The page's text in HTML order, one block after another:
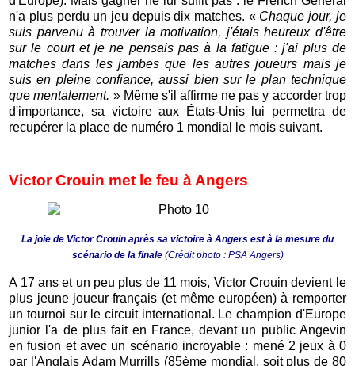
n'a plus perdu un jeu depuis dix matches. « Chaque jour, je
suis parvenu à trouver la motivation, j'étais heureux d'être
sur le court et je ne pensais pas à la fatigue : j'ai plus de
matches dans les jambes que les autres joueurs mais je
suis en pleine confiance, aussi bien sur le plan technique
que mentalement. » Même s'il affirme ne pas y accorder trop
d'importance, sa victoire aux États-Unis lui permettra de
recupérer la place de numéro 1 mondial le mois suivant.
Victor Crouin met le feu à Angers
La joie de Victor Crouin après sa victoire à Angers est à la mesure du
scénario de la finale (Crédit photo : PSA Angers)
A 17 ans et un peu plus de 11 mois, Victor Crouin devient le
plus jeune joueur français (et même européen) à remporter
un tournoi sur le circuit international. Le champion d'Europe
junior l'a de plus fait en France, devant un public Angevin
en fusion et avec un scénario incroyable : mené 2 jeux à 0
par l'Anglais Adam Murrills (85ème mondial, soit plus de 80